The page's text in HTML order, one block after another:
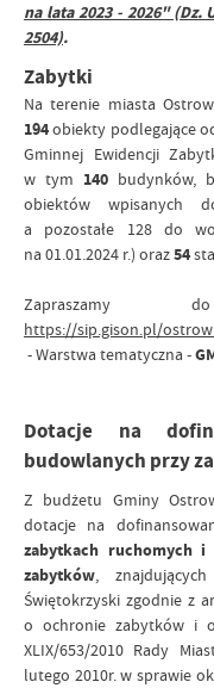
na lata 2023 - 2026" (Dz.
2504).
Zabytki
Na terenie miasta
194obiekty podlegające
Gminnej Ewidencji
w tym 140 budynków,
obiektów wpisanych
a pozostałe 128 do
na 01.01.2024 r.) oraz54
Zapraszamy
https://sip.gison.pl/
- Warstwa tematyczna -
Dotacje na
budowlanych przy
Z budżetu Gminy
dotacje na
zabytkach ruchomych
zabytków,
Świętokrzyski zgodnie z
o ochronie zabytków i
XLIX/653/2010 Rady
lutego 2010r. w sprawie